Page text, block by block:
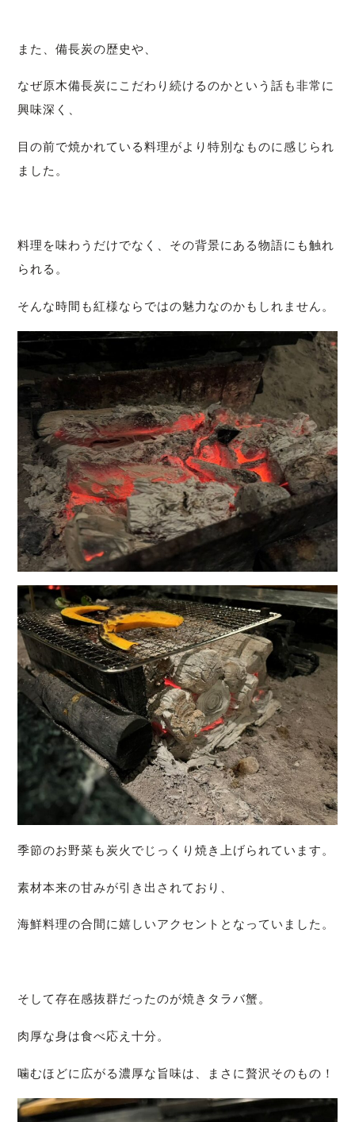
また、備長炭の歴史や、
なぜ原木備長炭にこだわり続けるのかという話も非常に
興味深く、
目の前で焼かれている料理がより特別なものに感じられ
ました。
料理を味わうだけでなく、 その背景にある物語にも触れ
られる。
そんな時間も紅様ならではの魅力なのかもしれません。
季節のお野菜も炭火でじっくり焼き上げられています。
素材本来の甘みが引き出されており、
海鮮料理の合間に嬉しいアクセントとなっていました。
そして存在感抜群だったのが焼きタラバ蟹。
肉厚な身は食べ応え十分。
噛むほどに広がる濃厚な旨味は、まさに贅沢そのもの！